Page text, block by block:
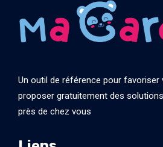
Un outil de référence pour
proposer gratuitement des
près de chez vous